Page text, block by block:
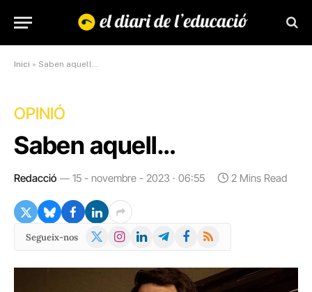
Inici » Saben aquell…
OPINIÓ
Saben aquell…
Redacció 15 - novembre - 2023 · 06:55 2 Mins Read
Segueix-nos
X
Instagram
LinkedInTelegramFacebook
RSS